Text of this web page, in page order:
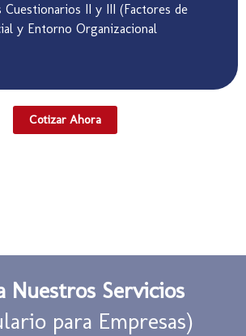
Cuestionarios II y III (Factores de
y Entorno Organizacional
Cotizar Ahora
Nuestros Servicios
para Empresas)